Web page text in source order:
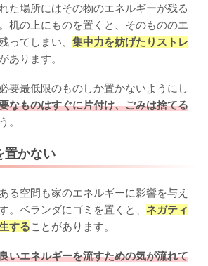
た場所にはその物のエネルギーが残る
机の上にものを置くと、そのもののエ
ってしまい、 集中力を妨げたりストレ
あります。
要最低限のものしか置かないようにし
なものはすぐに片付け、ごみは捨てる
。
置かない
る空間も家のエネルギーに影響を与え
。ベランダにゴミを置くと、 ネガティ
することがあります。
いエネルギーを流すための気が流れて